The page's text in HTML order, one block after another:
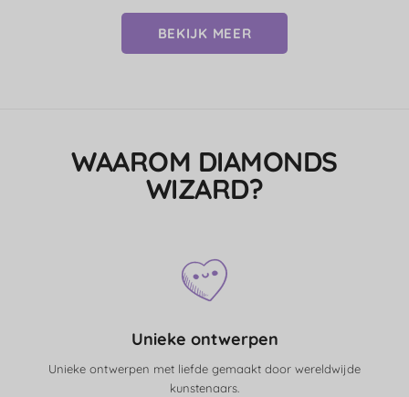
BEKIJK MEER
WAAROM DIAMONDS
WIZARD?
Unieke ontwerpen
Unieke ontwerpen met liefde gemaakt door wereldwijde
kunstenaars.